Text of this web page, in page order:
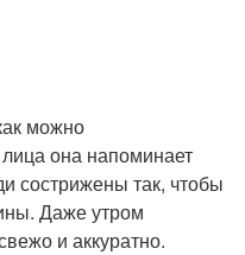
можно
она напоминает
сострижены так, чтобы
Даже утром
и аккуратно.